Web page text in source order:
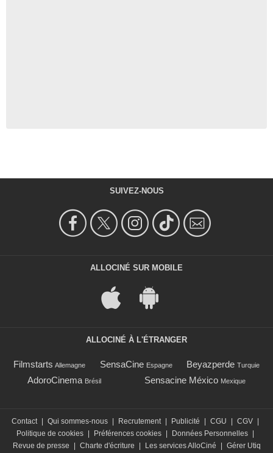
SUIVEZ-NOUS
ALLOCINÉ SUR MOBILE
ALLOCINÉ À L'ÉTRANGER
Filmstarts Allemagne SensaCine Espagne Beyazperde Turquie
AdoroCinema Brésil Sensacine México Mexique
Contact | Qui sommes-nous | Recrutement | Publicité | CGU | CGV |
Politique de cookies | Préférences cookies | Données Personnelles |
Revue de presse
| Charte d'écriture | Les services AlloCiné | Gérer Utiq